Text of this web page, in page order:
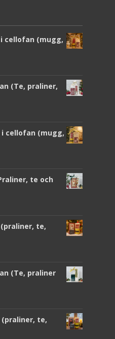
cellofan (mugg,
(Te, praliner,
i cellofan (mugg,
te och
te,
(Te, praliner
(praliner, te,